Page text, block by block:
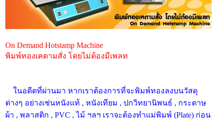
On Demand Hotstamp Machine
พิมพ์ทองเคตามสั่ง โดยไม่ต้องมีเพลท
ในอดีตที่ผ่านมา หากเราต้องการที่จะพิมพ์ทองลงบนวัสดุ
ต่างๆ อย่างเช่นหนังแท้ , หนังเทียม , ปกวิทยานิพนธ์ , กระดาษ
ผ้า , พลาสติก , PVC , ไม้ ฯลฯ เราจะต้องทำแม่พิมพ์ (Plate) ก่อน